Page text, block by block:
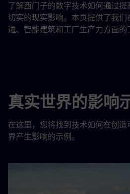
了解西门子的数字技术如何通过
切实的现实影响。本页提供了我
通、智能建筑和工厂生产力方面的
真实世界的影响
在这里，您将找到技术如何在创
界产生影响的示例。